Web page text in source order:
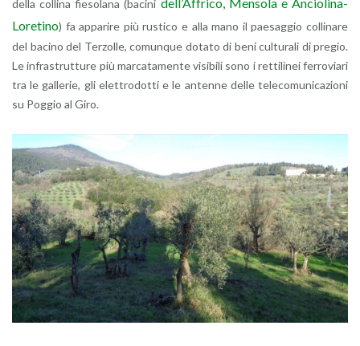
della col­li­na fie­so­la­na (ba­ci­ni
Lo­re­ti­no) fa ap­pa­ri­re più ru­sti­co e alla mano il pae­sag­gio col­li­na­re
del ba­ci­no del Ter­zol­le, co­mun­que do­ta­to di beni cul­tu­ra­li di pre­gio.
Le in­fra­strut­tu­re più mar­ca­ta­men­te vi­si­bi­li sono i ret­ti­li­nei fer­ro­via­ri
tra le gal­le­rie, gli elet­tro­dot­ti e le an­ten­ne delle te­le­co­mu­ni­ca­zio­ni
su Pog­gio al Giro.